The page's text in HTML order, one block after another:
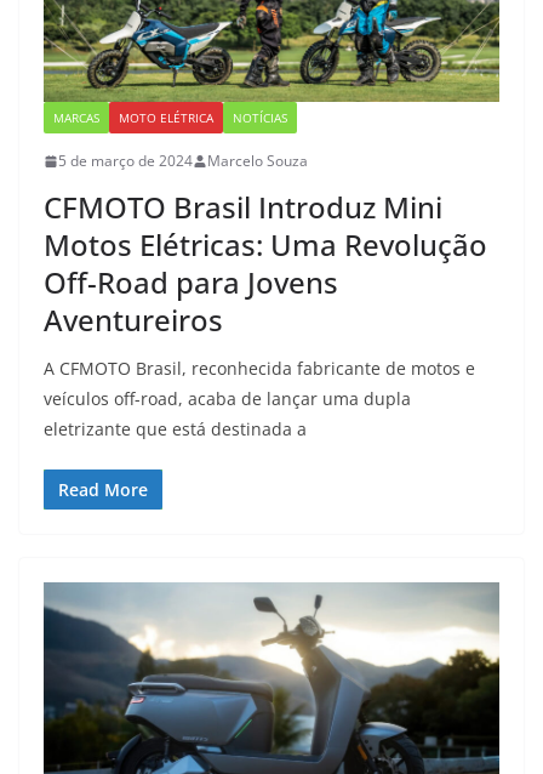
MARCAS MOTO ELÉTRICA NOTÍCIAS
5 de março de 2024 Marcelo Souza
CFMOTO Brasil Introduz Mini
Motos Elétricas: Uma Revolução
Off-Road para Jovens
Aventureiros
A CFMOTO Brasil, reconhecida fabricante de motos e
veículos off-road, acaba de lançar uma dupla
eletrizante que está destinada a
Read More